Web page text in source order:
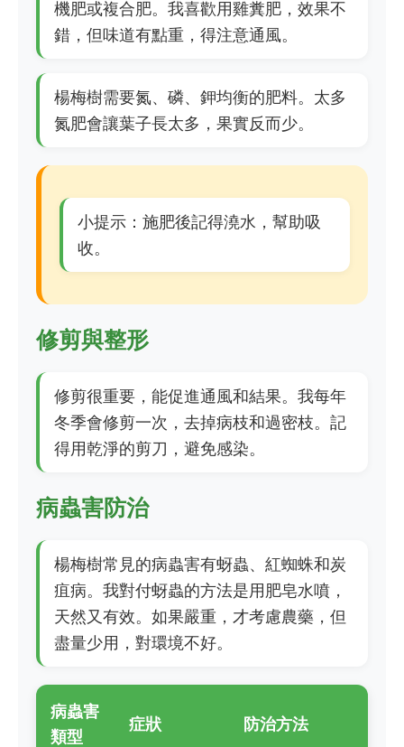
機肥或複合肥。我喜歡用雞糞肥，效果不
錯，但味道有點重，得注意通風。
楊梅樹需要氮、磷、鉀均衡的肥料。太多
氮肥會讓葉子長太多，果實反而少。
小提示：施肥後記得澆水，幫助吸
收。
修剪與整形
修剪很重要，能促進通風和結果。我每年
冬季會修剪一次，去掉病枝和過密枝。記
得用乾淨的剪刀，避免感染。
病蟲害防治
楊梅樹常見的病蟲害有蚜蟲、紅蜘蛛和炭
疽病。我對付蚜蟲的方法是用肥皂水噴，
天然又有效。如果嚴重，才考慮農藥，但
盡量少用，對環境不好。
病蟲害
類型
症狀 防治方法